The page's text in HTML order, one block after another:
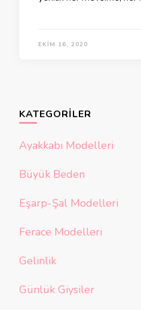
EKIM 16, 2020
KATEGORILER
Ayakkabı Modelleri
Büyük Beden
Eşarp-Şal Modelleri
Ferace Modelleri
Gelinlik
Günlük Giysiler